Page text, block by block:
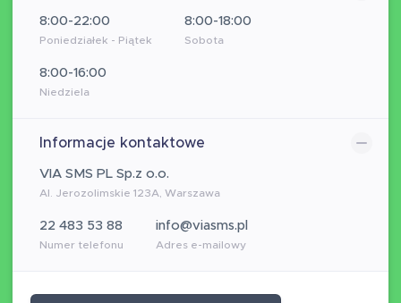
8:00-22:00
Poniedziałek - Piątek
8:00-18:00
Sobota
8:00-16:00
Niedziela
Informacje kontaktowe
VIA SMS PL Sp.z o.o.
Al. Jerozolimskie 123A, Warszawa
22 483 53 88
Numer telefonu
info@viasms.pl
Adres e-mailowy